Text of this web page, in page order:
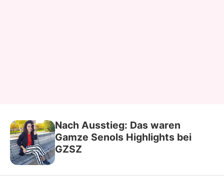
Nach Ausstieg: Das waren
Gamze Senols Highlights bei
GZSZ